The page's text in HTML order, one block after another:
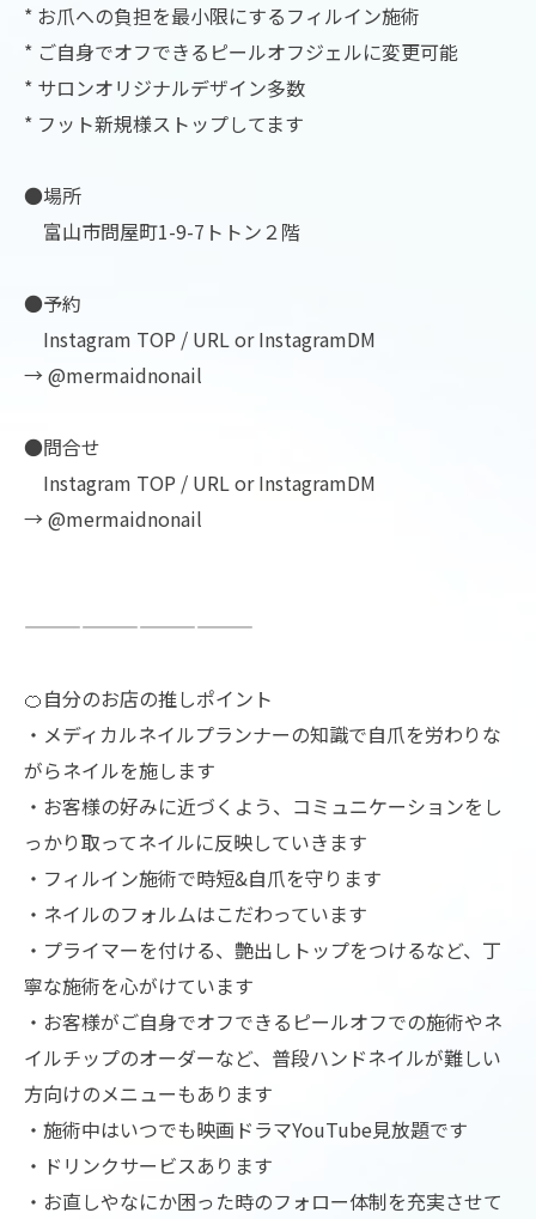
* お爪への負担を最小限にするフィルイン施術
* ご自身でオフできるピールオフジェルに変更可能
* サロンオリジナルデザイン多数
* フット新規様ストップしてます
●場所
富山市問屋町1-9-7トトン２階
●予約
Instagram TOP / URL or InstagramDM
→ @mermaidnonail
●問合せ
Instagram TOP / URL or InstagramDM
→ @mermaidnonail
————————————
🍊自分のお店の推しポイント
・メディカルネイルプランナーの知識で自爪を労わりな
がらネイルを施します
・お客様の好みに近づくよう、コミュニケーションをし
っかり取ってネイルに反映していきます
・フィルイン施術で時短&自爪を守ります
・ネイルのフォルムはこだわっています
・プライマーを付ける、艶出しトップをつけるなど、丁
寧な施術を心がけています
・お客様がご自身でオフできるピールオフでの施術やネ
イルチップのオーダーなど、普段ハンドネイルが難しい
方向けのメニューもあります
・施術中はいつでも映画ドラマYouTube見放題です
・ドリンクサービスあります
・お直しやなにか困った時のフォロー体制を充実させて